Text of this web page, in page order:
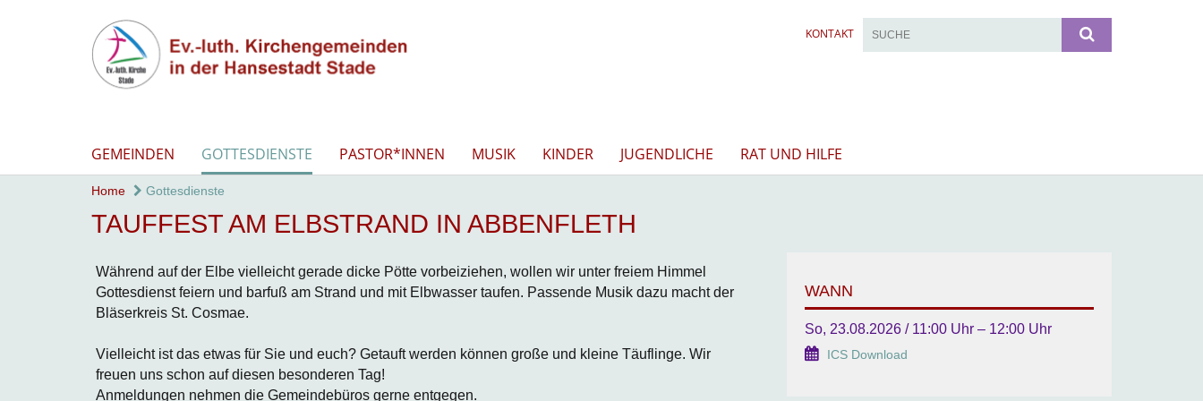
KONTAKT
GEMEINDEN GOTTESDIENSTE PASTOR*INNEN MUSIK KINDER JUGENDLICHE RAT UND HILFE
Home Gottesdienste
TAUFFEST AM ELBSTRAND IN ABBENFLETH
Während auf der Elbe vielleicht gerade dicke Pötte vorbeiziehen, wollen wir unter freiem Himmel
Gottesdienst feiern und barfuß am Strand und mit Elbwasser taufen. Passende Musik dazu macht der
Bläserkreis St. Cosmae.
Vielleicht ist das etwas für Sie und euch? Getauft werden können große und kleine Täuflinge. Wir
freuen uns schon auf diesen besonderen Tag!
Anmeldungen nehmen die Gemeindebüros gerne entgegen.
WANN
So, 23.08.2026 / 11:00 Uhr – 12:00 Uhr
ICS Download